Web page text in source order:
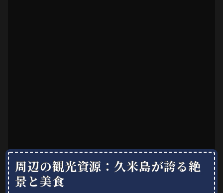
周辺の観光資源：久米島が誇る絶
景と美食